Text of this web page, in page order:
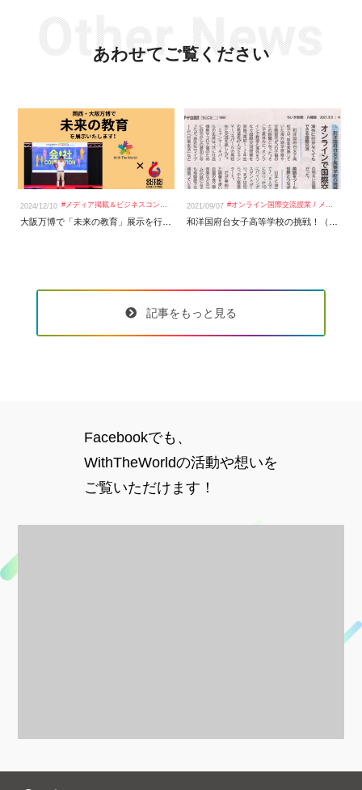
あわせてご覧ください
2024/12/10 #メディア掲載＆ビジネスコンテスト 2021/09/07 #オンライン国際交流授業 / メディア掲載＆ビジネスコンテスト
記事をもっと見る
Facebookでも、
WithTheWorldの活動や想いを
ご覧いただけます！